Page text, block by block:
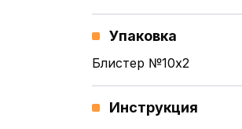
Упаковка
Блистер №10x2
Инструкция